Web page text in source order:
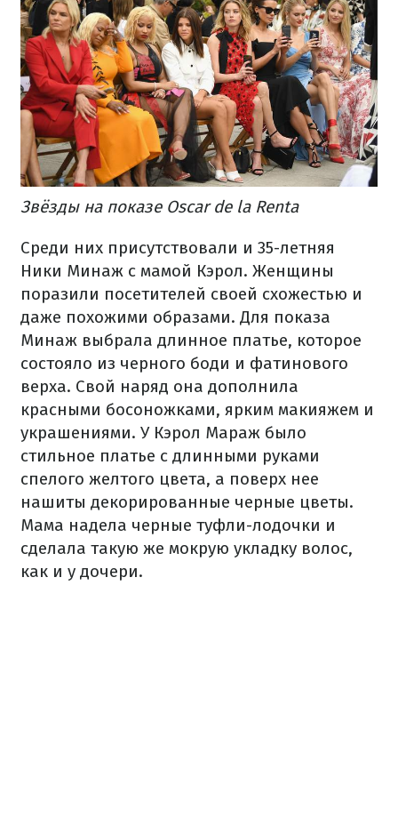
Звёзды на показе Oscar de la Renta
Среди них присутствовали и 35-летняя
Ники Минаж с мамой Кэрол. Женщины
поразили посетителей своей схожестью и
даже похожими образами. Для показа
Минаж выбрала длинное платье, которое
состояло из черного боди и фатинового
верха. Свой наряд она дополнила
красными босоножками, ярким макияжем и
украшениями. У Кэрол Мараж было
стильное платье с длинными руками
спелого желтого цвета, а поверх нее
нашиты декорированные черные цветы.
Мама надела черные туфли-лодочки и
сделала такую же мокрую укладку волос,
как и у дочери.